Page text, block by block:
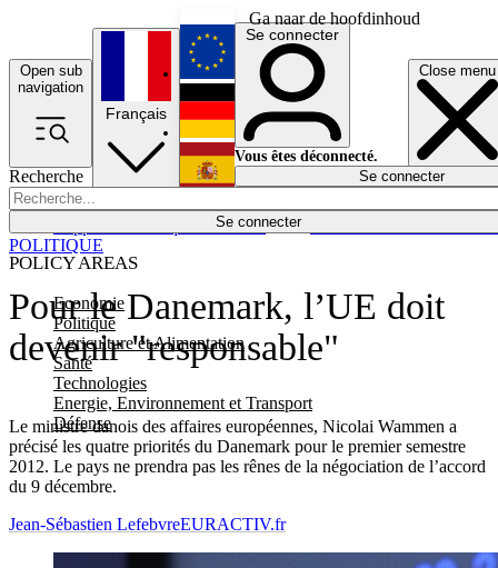
Ga naar de hoofdinhoud
Open sub
navigation
Close menu
Recherche
Se connecter
POLICY AREAS
Economie
Politique
Agriculture et Alimentation
Santé
Technologies
Energie, Environnement et Transport
Défense
Économie
Français
English
Deutsch
Español
Se connecter
Vous êtes déconnecté.
Se connecter
Pour le Danemark, l’UE doit
devenir "responsable"
Le ministre danois des affaires européennes, Nicolai Wammen a
précisé les quatre priorités du Danemark pour le premier semestre
2012. Le pays ne prendra pas les rênes de la négociation de l’accord
du 9 décembre.
POLITIQUE
Jean-Sébastien LefebvreEURACTIV.fr